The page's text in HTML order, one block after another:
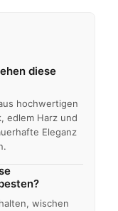
diese
hochwertigen
edlem Harz und
Eleganz
wischen